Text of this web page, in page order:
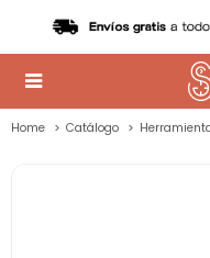

Home Catálogo